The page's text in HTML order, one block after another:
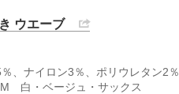
ウエーブ
、ナイロン3％、ポリウレタン2％
白・ベージュ・サックス